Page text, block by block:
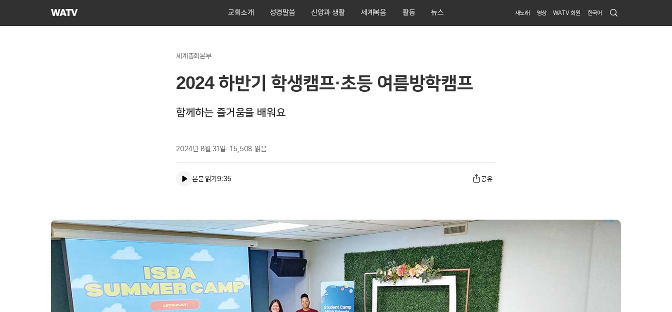
하나님의교회
교회소개 성경말씀 신앙과 생활 세계복음 활동 뉴스 새노래 영상 WATV 회원 한국어 Search
Submit
세계총회본부
2024 하반기 학생캠프·초등 여름방학캠프
함께하는 즐거움을 배워요
2024년 8월 31일 15,508 읽음
본문 읽기9:35 공유